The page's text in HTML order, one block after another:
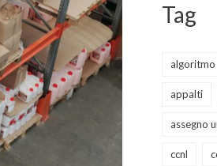
Tag
algoritmo
appalti
assegno
ccnl